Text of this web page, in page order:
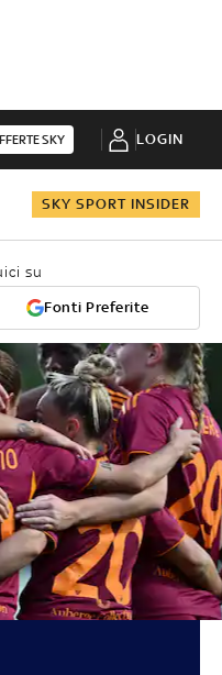
SKY LOGIN
SKY SPORT INSIDER
su
Fonti Preferite